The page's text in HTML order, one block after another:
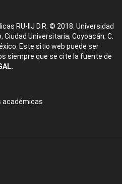
RU-IIJ D.R. © 2018. Universidad
Universitaria, Coyoacán, C.
Este sitio web puede ser
siempre que se cite la fuente de
académicas